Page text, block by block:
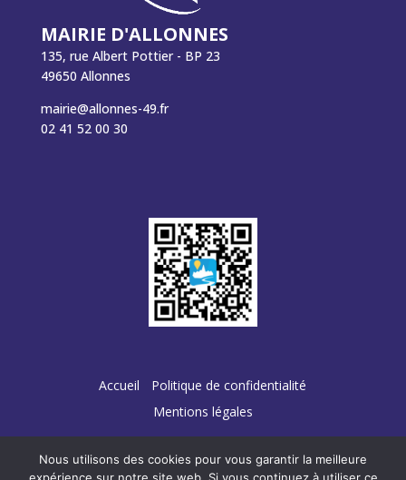
MAIRIE D'ALLONNES
135, rue Albert Pottier - BP 23
49650 Allonnes
mairie@allonnes-49.fr
02 41 52 00 30
Accueil
Politique de confidentialité
Mentions légales
Nous utilisons des cookies pour vous garantir la meilleure